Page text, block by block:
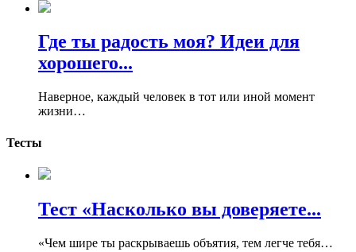
Где ты радость моя? Идеи для
хорошего...
Наверное, каждый человек в тот или иной момент
жизни…
Тесты
Тест «Насколько вы доверяете...
«Чем шире ты раскрываешь объятия, тем легче тебя…